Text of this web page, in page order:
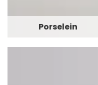
Porselein